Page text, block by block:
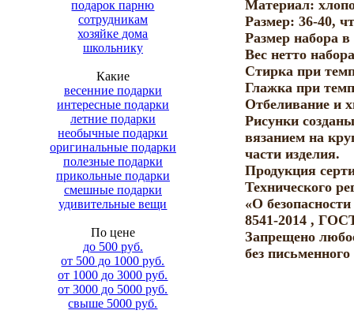
подарок парню
сотрудникам
хозяйке дома
школьнику
Какие
весенние подарки
интересные подарки
летние подарки
необычные подарки
оригинальные подарки
полезные подарки
прикольные подарки
смешные подарки
удивительные вещи
По цене
до 500 руб.
от 500 до 1000 руб.
от 1000 до 3000 руб.
от 3000 до 5000 руб.
свыше 5000 руб.
Материал:
Размер: 36-40,
Размер набора
Вес нетто
Стирка при
Глажка при
Отбеливание и
Рисунки
вязанием на
части изделия.
Продукция
Технического
«О
8541-2014 ,
Запрещено
без